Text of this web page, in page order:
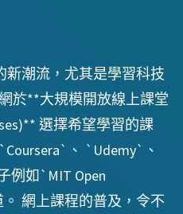
新潮流，尤其是學習科技
於**大規模開放線上課堂
選擇希望學習的課
、 `Udemy`、
例如`MIT Open
網上課程的普及，令不